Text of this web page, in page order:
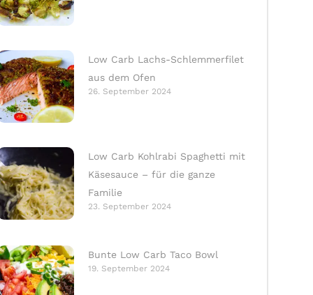
Low Carb Lachs-Schlemmerfilet
aus dem Ofen
26. September 2024
Low Carb Kohlrabi Spaghetti mit
Käsesauce – für die ganze
Familie
23. September 2024
Bunte Low Carb Taco Bowl
19. September 2024